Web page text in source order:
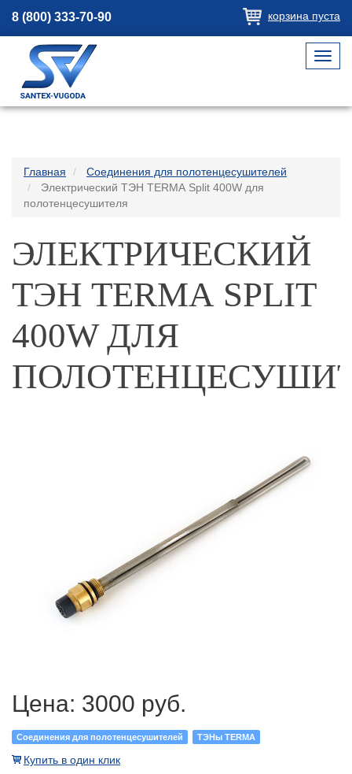
8 (800) 333-70-90 корзина пуста
Главная
Соединения для полотенцесушителей
Электрический ТЭН TERMА Split 400W для
полотенцесушителя
ЭЛЕКТРИЧЕСКИЙ
ТЭН TERMА SPLIT
400W ДЛЯ
Цена: 3000 руб.
Соединения для полотенцесушителей ТЭНы TERMА
Купить в один клик